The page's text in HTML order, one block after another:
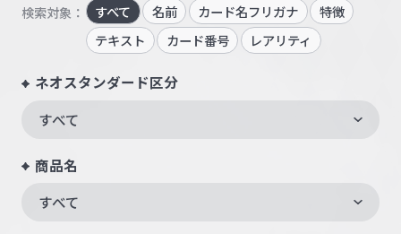
検索対象： すべて 名前 カード名フリガナ
特徴
テキスト
カード番号 レアリティ
ネオスタンダード区分
すべて
商品名
すべて